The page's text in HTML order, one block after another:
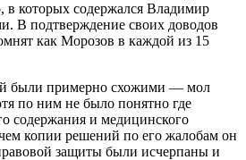
в которых содержался Владимир
В подтверждение своих доводов
как Морозов в каждой из 15
были примерно схожими — мол
по ним не было понятно где
содержания и медицинского
копии решений по его жалобам он
защиты были исчерпаны и